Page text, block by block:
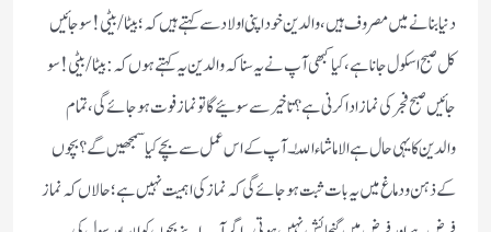
دنیا بنانے میں مصروف ہیں، والدین خود اپنی اولاد سے کہتے ہیں کہ؛ بیٹا / بیٹی! سو جائیں
کل صبح اسکول جانا ہے، کیا کبھی آپ نے یہ سنا کہ والدین یہ کہتے ہوں کہ: بیٹا / بیٹی! سو
جائیں صبح فجر کی نماز ادا کرنی ہے؟ تاخیر سے سوئیے گا تو نماز فوت ہو جائے گی، تمام
والدین کا یہی حال ہے الا ماشاء اللّٰہ۔ آپ کے اس عمل سے بچے کیا سمجھیں گے؟ بچوں
کے ذہن و دماغ میں یہ بات ثبت ہو جائے گی کہ نماز کی اہمیت نہیں ہے؛ حالاں کہ نماز